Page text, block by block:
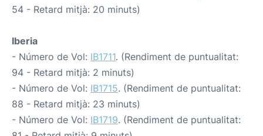
54 - Retard mitjà: 20 minuts)
Iberia
- Número de Vol: IB1711. (Rendiment de puntualitat:
94 - Retard mitjà: 2 minuts)
- Número de Vol: IB1715. (Rendiment de puntualitat:
88 - Retard mitjà: 23 minuts)
- Número de Vol: IB1719. (Rendiment de puntualitat: